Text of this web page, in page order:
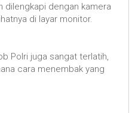
dilengkapi dengan kamera
di layar monitor.
Polri juga sangat terlatih,
cara menembak yang